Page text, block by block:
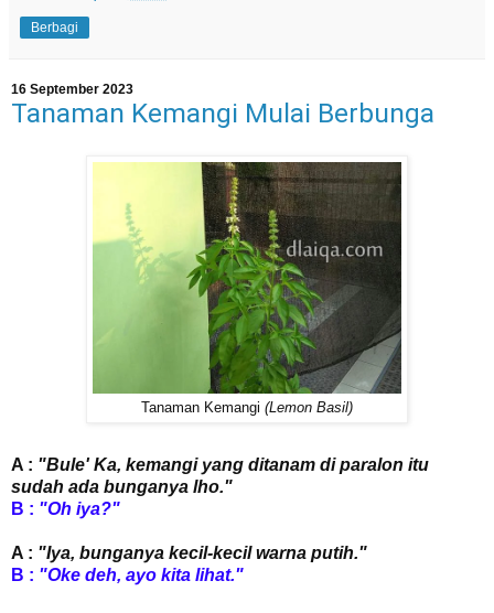
Berbagi
16 September 2023
Tanaman Kemangi Mulai Berbunga
Tanaman Kemangi (Lemon Basil)
A : "Bule' Ka, kemangi yang ditanam di paralon itu
sudah ada bunganya lho."
B : "Oh iya?"
A : "Iya, bunganya kecil-kecil warna putih."
B : "Oke deh, ayo kita lihat."